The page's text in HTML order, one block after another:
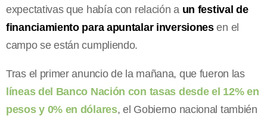
expectativas que había con relación a un festival de
financiamiento para apuntalar inversionesen el
campo se están cumpliendo.
Tras el primer anuncio de la mañana, que fueron las
líneas del Banco Nación con tasas desde el 12% en
pesos y 0% en dólares, el Gobierno nacional también